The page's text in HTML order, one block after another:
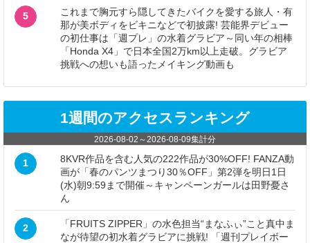
5
これまで胸元すら隠してきたバイクを愛する旅人・有
那が美ボディをビキニなどで初披露! 芸能界デビュー
の初仕事は「週プレ」の水着グラビア～同い年の相棒
「Honda X4」で日本全国2万km以上走破。グラビア
挑戦への想いも語ったメイキング動画も
1週間のアクセスランキング
2026-08-02 ～2026-08-09集計分
1
8KVR作品を含む人気の222作品が30%OFF! FANZA動
画が「春のパンツまつり30％OFF」第2弾を明日1日
(水)朝9:59まで開催～キャンペーンガールは田野憂さ
ん
2
「FRUITS ZIPPER」の水色担当“まなふぃ”こと真中ま
なが待望の初水着グラビアに挑戦! 「週刊プレイボー